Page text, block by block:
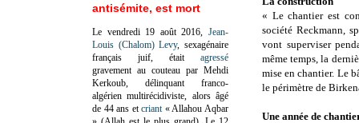
« Le chantier est
société Reckmann,
vont superviser
même temps, la
mise en chantier. Le
le périmètre de
Une année de
antisémite, est mort
Le vendredi 19 août 2016, Jean-
Louis (Chalom) Levy, sexagénaire
français juif, était agressé
gravement au couteau par Mehdi
Kerkoub, délinquant franco-
algérien multirécidiviste, alors âgé
de 44 ans etcriant « Allahou Aqbar